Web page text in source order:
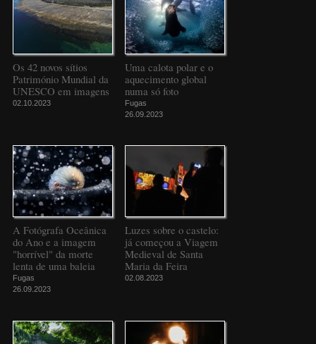
Os 42 novos sítios
Património Mundial da
UNESCO em imagens
02.10.2023
Uma calota polar e o
aquecimento global
numa só foto
Fugas
26.09.2023
A Fotógrafa Oceânica
do Ano e a imagem
"horrível" da morte
lenta de uma baleia
Fugas
26.09.2023
Luzes sobre o castelo:
já começou a Viagem
Medieval de Santa
Maria da Feira
02.08.2023